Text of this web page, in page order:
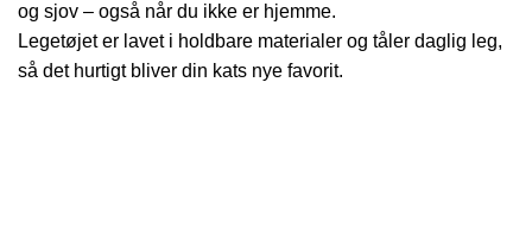
og sjov – også når du ikke er hjemme.
Legetøjet er lavet i holdbare materialer og tåler daglig leg,
så det hurtigt bliver din kats nye favorit.